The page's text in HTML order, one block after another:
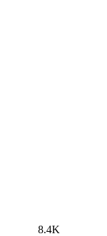
8.4K